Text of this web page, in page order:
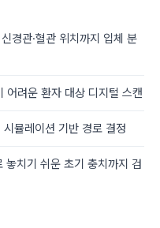
경관·혈관 위치까지 입체 분
려운 환자 대상 디지털 스캔
뮬레이션 기반 경로 결정
치기 쉬운 초기 충치까지 검